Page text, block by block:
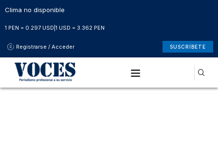
Clima no disponible
1 PEN = 0.297 USD 1 USD = 3.362 PEN
Registrarse / Acceder SUSCRÍBETE